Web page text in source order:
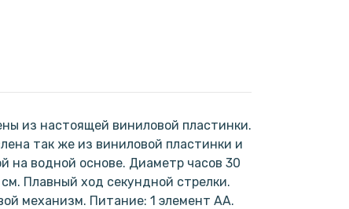
из настоящей виниловой пластинки.
так же из виниловой пластинки и
на водной основе. Диаметр часов 30
Плавный ход секундной стрелки.
механизм. Питание: 1 элемент АА.